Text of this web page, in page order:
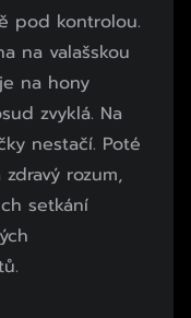
pod kontrolou.
na valašskou
na hony
zvyklá. Na
nestačí. Poté
rozum,
setkání